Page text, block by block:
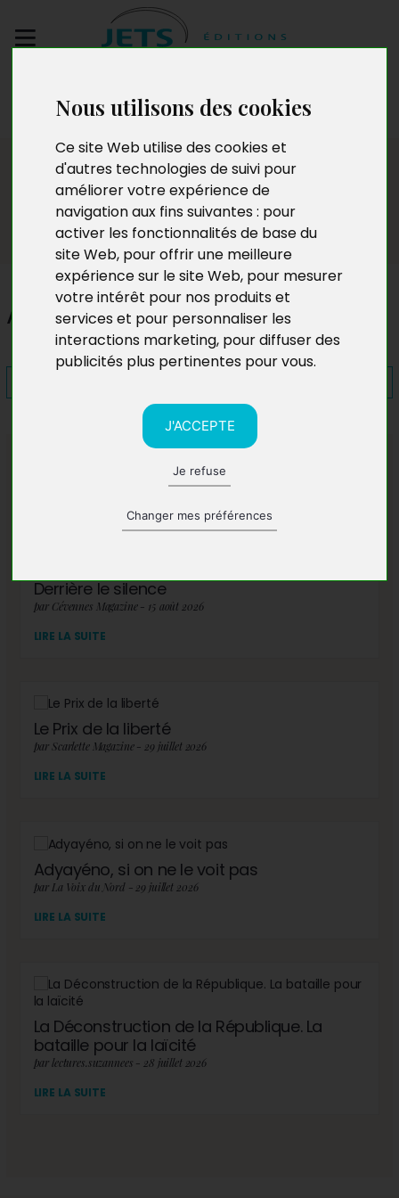
Nous utilisons des cookies
Ce site Web utilise des cookies et
d'autres technologies de suivi pour
améliorer votre expérience de
navigation aux fins suivantes : pour
activer les fonctionnalités de base du
site Web, pour offrir une meilleure
expérience sur le site Web, pour mesurer
votre intérêt pour nos produits et
services et pour personnaliser les
interactions marketing, pour diffuser des
publicités plus pertinentes pour vous.
J'ACCEPTE
Je refuse
Changer mes préférences
manuscrit
Presse
A titre presque posthume
A lire également
Derrière le silence
par Cévennes Magazine - 15 août 2026
LIRE LA SUITE
Le Prix de la liberté
par Scarlette Magazine - 29 juillet 2026
LIRE LA SUITE
Adyayéno, si on ne le voit pas
par La Voix du Nord - 29 juillet 2026
LIRE LA SUITE
La Déconstruction de la République. La
bataille pour la laïcité
par lectures.suzannees - 28 juillet 2026
LIRE LA SUITE